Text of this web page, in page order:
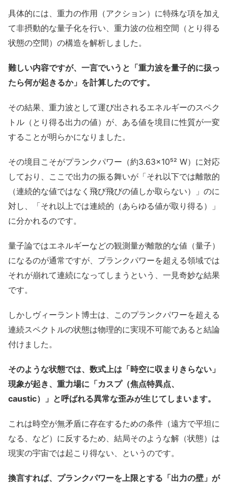
具体的には、重力の作用（アクション）に特殊な項を加え
て非摂動的な量子化を行い、重力波の位相空間（とり得る
状態の空間）の構造を解析しました。
難しい内容ですが、一言でいうと「重力波を量子的に扱っ
たら何が起きるか」を計算したのです。
その結果、重力波として運び出されるエネルギーのスペク
トル（とり得る出力の値）が、ある値を境目に性質が一変
することが明らかになりました。
その境目こそがプランクパワー（約3.63×10⁵² W）に対応
しており、ここで出力の振る舞いが「それ以下では離散的
（連続的な値ではなく飛び飛びの値しか取らない）」のに
対し、「それ以上では連続的（あらゆる値が取り得る）」
に分かれるのです。
量子論ではエネルギーなどの観測量が離散的な値（量子）
になるのが通常ですが、プランクパワーを超える領域では
それが崩れて連続になってしまうという、一見奇妙な結果
です。
しかしヴィーラント博士は、このプランクパワーを超える
連続スペクトルの状態は物理的に実現不可能であると結論
付けました。
そのような状態では、数式上は「時空に収まりきらない」
現象が起き、重力場に「カスプ（焦点特異点、
caustic）」と呼ばれる異常な歪みが生じてしまいます。
これは時空が無矛盾に存在するための条件（遠方で平坦に
なる、など）に反するため、結局そのような解（状態）は
現実の宇宙では起こり得ない、というのです。
換言すれば、プランクパワーを上限とする「出力の壁」が